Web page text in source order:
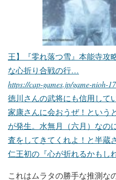
王】『零れ落つ雪』本能寺攻
な心折り合戦の行…
https://cap-games.jp/game-nioh-
徳川さんの武将にも信用して
家康さんに会おうぜ！という
が発生。水無月（六月）なの
査をしてきてくれよ！と半蔵
仁王初の『心が折れるかもし
これはムラタの勝手な推測な